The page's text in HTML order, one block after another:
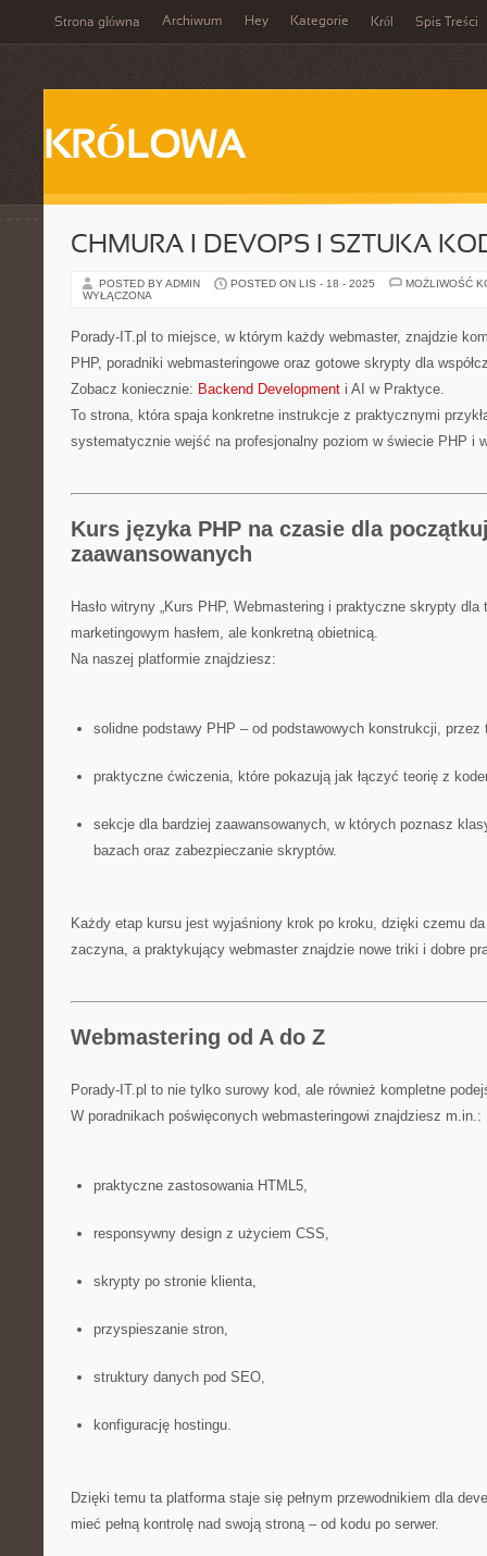
Strona główna Archiwum Hey Kategorie Król Spis Treści
KRÓLOWA
CHMURA I DEVOPS I SZTUKA
POSTED BY ADMIN POSTED ON LIS - 18 - 2025
MOŻLIWOŚĆ
WYŁĄCZONA
Porady-IT.pl to miejsce, w którym każdy webmaster, znajdzie
PHP, poradniki webmasteringowe oraz gotowe skrypty dla
Zobacz koniecznie: Backend Development i AI w Praktyce.
To strona, która spaja konkretne instrukcje z praktycznymi
systematycznie wejść na profesjonalny poziom w świecie PHP i
Kurs języka PHP na czasie dla
zaawansowanych
Hasło witryny „Kurs PHP, Webmastering i praktyczne skrypty dla
marketingowym hasłem, ale konkretną obietnicą.
Na naszej platformie znajdziesz:
solidne podstawy PHP – od podstawowych konstrukcji,
praktyczne ćwiczenia, które pokazują jak łączyć teorię z
sekcje dla bardziej zaawansowanych, w których poznasz
bazach oraz zabezpieczanie skryptów.
Każdy etap kursu jest wyjaśniony krok po kroku, dzięki czemu
zaczyna, a praktykujący webmaster znajdzie nowe triki i dobre
Webmastering od A do Z
Porady-IT.pl to nie tylko surowy kod, ale również kompletne
W poradnikach poświęconych webmasteringowi znajdziesz m.in.:
praktyczne zastosowania HTML5,
responsywny design z użyciem CSS,
skrypty po stronie klienta,
przyspieszanie stron,
struktury danych pod SEO,
konfigurację hostingu.
Dzięki temu ta platforma staje się pełnym przewodnikiem dla
mieć pełną kontrolę nad swoją stroną – od kodu po serwer.